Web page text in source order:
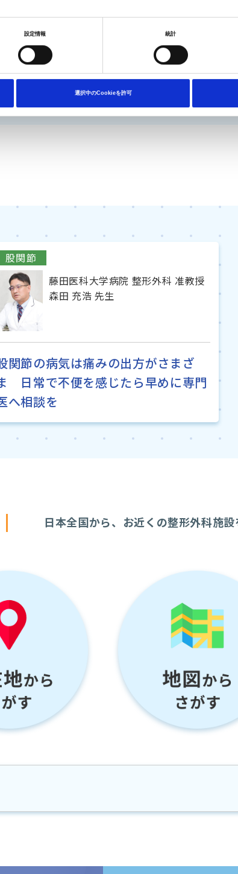
設定情報 統計
選択中のCookieを許可
股関節
藤田医科大学病院 整形外科 准教授
森田 充浩 先生
関節の病気は痛みの出方がさまざ
日常で不便を感じたら早めに専門
へ相談を
日本全国から、お近くの整形外科施